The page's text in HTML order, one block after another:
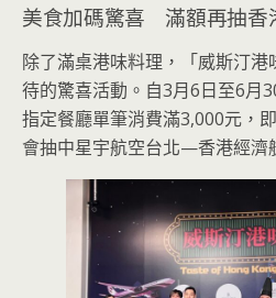
美食加碼驚喜 滿額再抽香
除了滿桌港味料理，「威斯汀
待的驚喜活動。自3月6日至6月
指定餐廳單筆消費滿3,000元，
會抽中星宇航空台北—香港經濟